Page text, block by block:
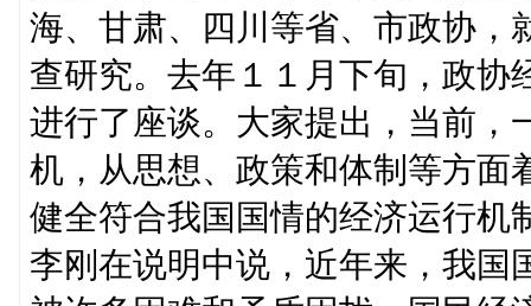
海、甘肃、四川等省、市政协，
查研究。去年１１月下旬，政协
进行了座谈。大家提出，当前，
机，从思想、政策和体制等方面
健全符合我国国情的经济运行机
李刚在说明中说，近年来，我国